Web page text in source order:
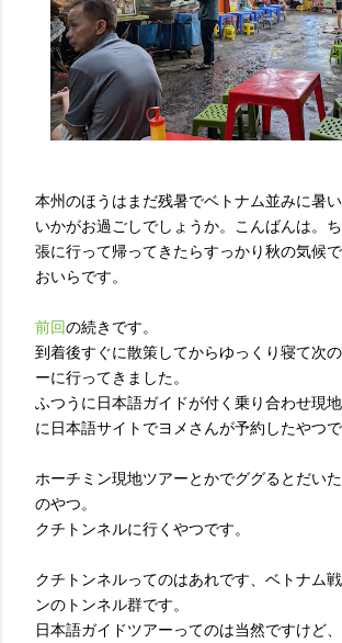
本州のほうはまだ残暑でベトナム並みに暑
いかがお過ごしでしょうか。こんばんは。
張に行って帰ってきたらすっかり秋の気候
おいらです。
前回の続きです。
到着後すぐに散策してからゆっくり寝て次
ーに行ってきました。
ふつうに日本語ガイドが付く乗り合わせ現
に日本語サイトでヨメさんが予約したやつで
ホーチミン現地ツアーとかでググるとだい
のやつ。
クチトンネルに行くやつです。
クチトンネルってのはあれです、ベトナム
ンのトンネル群です。
日本語ガイドツアーってのは当然ですけど